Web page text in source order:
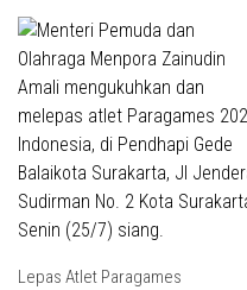
Lepas Atlet Paragames